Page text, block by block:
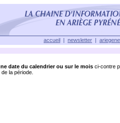
accueil | newsletter |
date du calendrier ou sur le mois ci-contre
la période.